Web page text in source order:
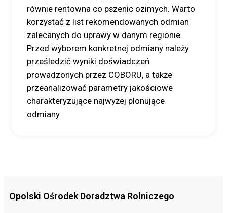
równie rentowna co pszenic ozimych. Warto
korzystać z list rekomendowanych odmian
zalecanych do uprawy w danym regionie.
Przed wyborem konkretnej odmiany należy
prześledzić wyniki doświadczeń
prowadzonych przez COBORU, a także
przeanalizować parametry jakościowe
charakteryzujące najwyżej plonujące
odmiany.
Opolski Ośrodek Doradztwa Rolniczego